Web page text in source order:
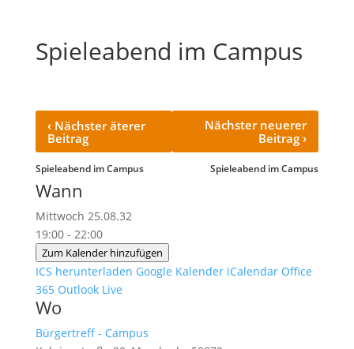
Spieleabend im Campus
‹Nächster äterer
Beitrag
Spieleabend im Campus
Nächster neuerer
Beitrag›
Spieleabend im Campus
Wann
Mittwoch 25.08.32
19:00 - 22:00
Zum Kalender hinzufügen
ICS herunterladen Google Kalender iCalendar Office
365 Outlook Live
Wo
Bürgertreff - Campus